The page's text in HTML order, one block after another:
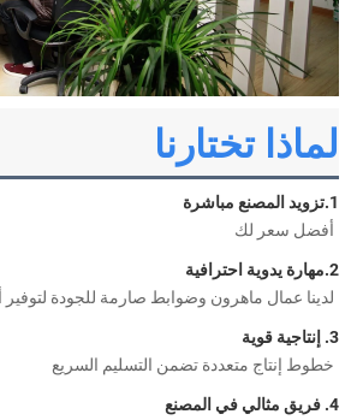
لماذا تختارنا
1. تزويد المصنع مباشرة
أفضل سعر لك
2. مهارة يدوية احترافية
لدينا عمال ماهرون وضوابط صارمة للجودة
3. إنتاجية قوية
خطوط إنتاج متعددة تضمن التسليم السريع
4. فريق مثالي في المصنع